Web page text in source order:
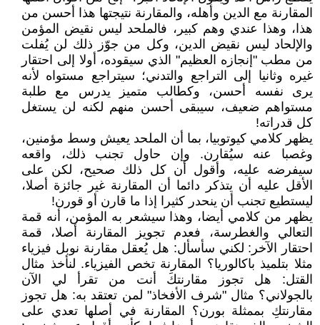
المقارنة مع الدين وأهله، والمقارنة نتيجتها هذا أحسن من
هذا، وهذا عندي وهم كبير، فالملحد ليس نقيض المؤمن
والإلحاد ليس نقيض الدين، وكل من جوّز ذلك لن يُفلت
من مطب "إنجازه العظيم" الذي سيقوده، أولا إلى احتقار
غيره وثانيا إلى التراجع والتدني؛ سيتراجع مستواه لأنه
يرى نفسه أحسن، وكطالب متميز يدرس مع طلبة
مستواهم ضعيف، سيبقى أحسن منهم لكنه لن يستغل
كل قدراته!
يظهر كلامي كيوتوبيا، بما أن الملحد يعيش وسط مؤمنين،
وغصبا عنه سيُقارن. وإن حاول تجنب ذلك، واقعه
سيفرضه عليه، وأقول أن كل ذلك صحيح، لكن على
الأقل عليه أن يتذكر دائما أن المقارنة غير جائزة أصلا،
ليستطيع تجنب أن ينحدر كثيرا إذا ما قارن أو قورن!
يظهر من كلامي أيضا، وهذا سيشعر به المؤمن، أنه قمة
التعالي والغطرسة، فعدم تجويز المقارنة أصلا، قمة
احتقار الآخر: لكني سأسأل: هل يُعقل مقارنة نوبل فيزياء
مثلا بتلميذ باكالوريا؟ المقارنة تخص الفيزياء. لنأخذ مثال
القتل: هل تجوز مقارنتكَ أنت من تقرأ لي الآن
بالجولاني؟ مثال "شرف الأفخاذ" لمن تعتقد به: هل تجوز
مقارنتكِ بممثلة بورن؟ المقارنة في أصلها تعدي على